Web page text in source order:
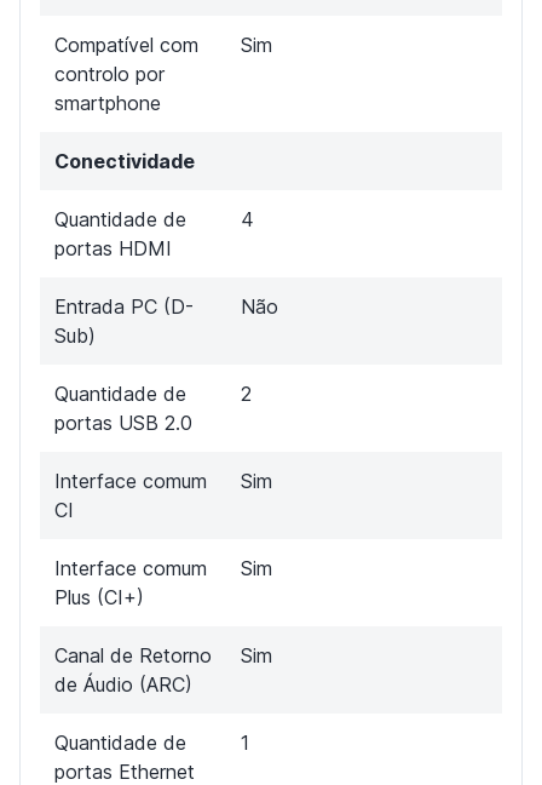
Compatível com
controlo por
smartphone
Sim
Conectividade
Quantidade de
portas HDMI
4
Entrada PC (D-
Sub)
Não
Quantidade de
portas USB 2.0
2
Interface comum
CI
Sim
Interface comum
Plus (CI+)
Sim
Canal de Retorno
de Áudio (ARC)
Sim
Quantidade de
portas Ethernet
1